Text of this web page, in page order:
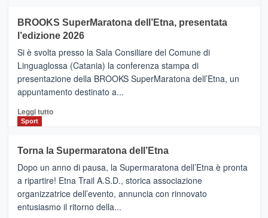
con
la
Al
via
i
collegamenti
BROOKS SuperMaratona dell’Etna, presentata
l’edizione 2026
Si è svolta presso la Sala Consiliare del Comune di
Linguaglossa (Catania) la conferenza stampa di
presentazione della BROOKS SuperMaratona dell’Etna, un
appuntamento destinato a...
Leggi tuttoLeggi
BROOKS
SuperMaratona
dell’Etna,
presentata
l’edizione
2026
Sport
Torna la Supermaratona dell’Etna
Dopo un anno di pausa, la Supermaratona dell’Etna è pronta
a ripartire! Etna Trail A.S.D., storica associazione
organizzatrice dell’evento, annuncia con rinnovato
entusiasmo il ritorno della...